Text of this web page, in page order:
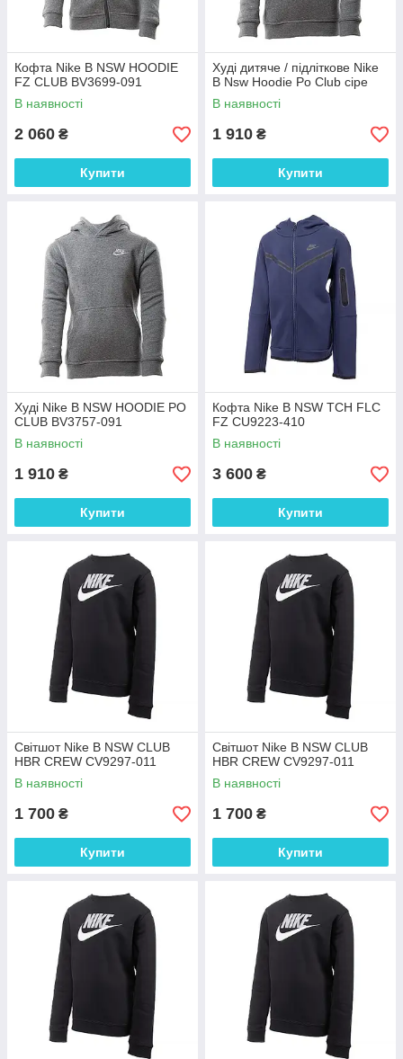
Кофта Nike B NSW HOODIE
FZ CLUB BV3699-091
В наявності
2 060 ₴
Купити
Худі дитяче / підліткове Nike
B Nsw Hoodie Po Club сіре
В наявності
1 910 ₴
Купити
Худі Nike B NSW HOODIE PO
CLUB BV3757-091
В наявності
1 910 ₴
Купити
Кофта Nike B NSW TCH FLC
FZ CU9223-410
В наявності
3 600 ₴
Купити
Світшот Nike B NSW CLUB
HBR CREW CV9297-011
В наявності
1 700 ₴
Купити
Світшот Nike B NSW CLUB
HBR CREW CV9297-011
В наявності
1 700 ₴
Купити